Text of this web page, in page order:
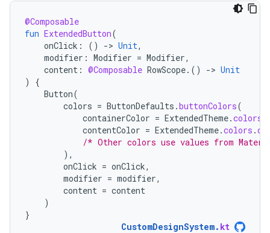
@Composable
fun ExtendedButton(
onClick : () -> Unit,
modifier : Modifier = Modifier,
content : @Composable RowScope.() -> Unit
)
{
Button(
colors = ButtonDefaults .buttonColors(
containerColor = ExtendedTheme.colors
contentColor = ExtendedTheme.colors .
/* Other colors use values from
),
onClick = onClick,
modifier = modifier,
content = content
)
}
CustomDesignSystem. kt